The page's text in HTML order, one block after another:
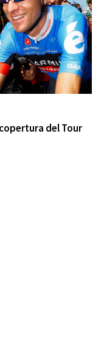
del Tour